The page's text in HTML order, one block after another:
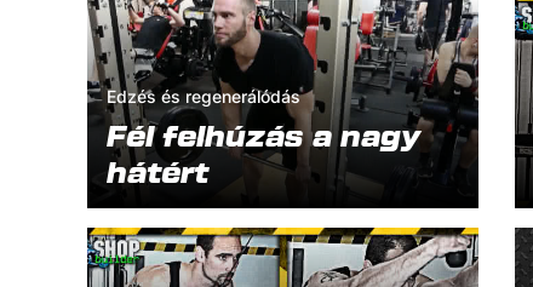
Edzés és regenerálódás
Fél felhúzás a nagy
hátért